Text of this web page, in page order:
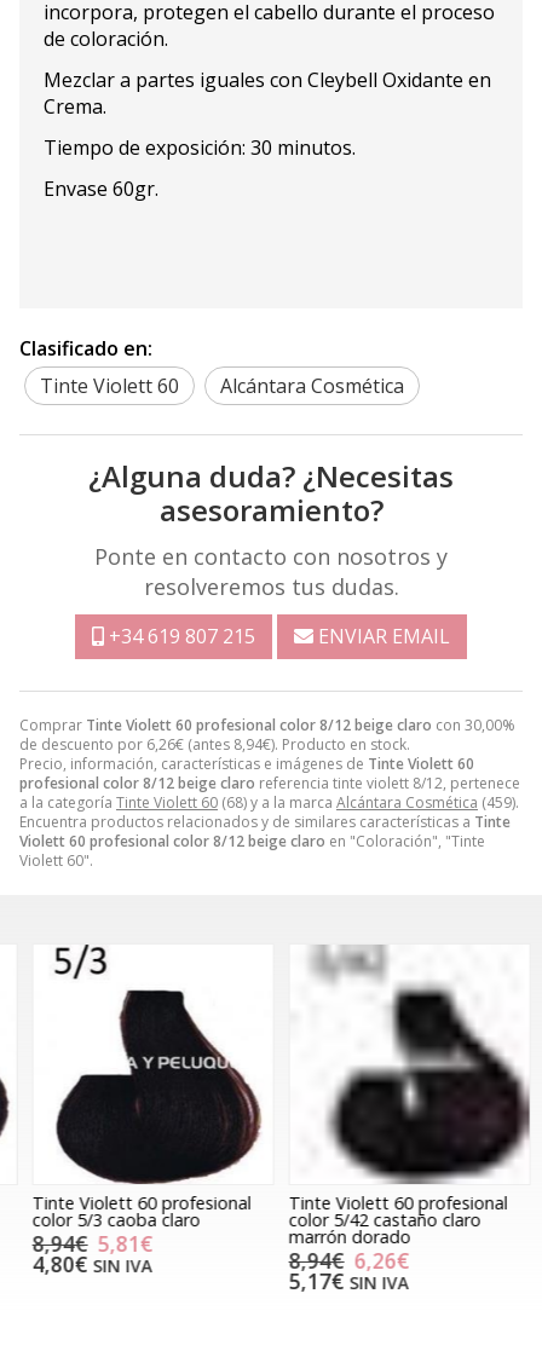
Comprar Tinte Violett 60 profesional color 8/12 beige claro con 30,00%
de descuento por 6,26€ (antes 8,94€). Producto en stock.
Precio, información, características e imágenes de Tinte Violett 60
profesional color 8/12 beige claro referencia tinte violett 8/12, pertenece
a la categoría Tinte Violett 60 (68) y a la marca Alcántara Cosmética (459).
Encuentra productos relacionados y de similares características a Tinte
Violett 60 profesional color 8/12 beige claro en "Coloración", "Tinte
Violett 60".
incorpora, protegen el cabello durante el proceso
de coloración.
Mezclar a partes iguales con Cleybell Oxidante en
Crema.
Tiempo de exposición: 30 minutos.
Envase 60gr.
Clasificado en:
Tinte Violett 60
Alcántara Cosmética
¿Alguna duda? ¿Necesitas
asesoramiento?
Ponte en contacto con nosotros y
resolveremos tus dudas.
+34 619 807 215 ENVIAR EMAIL
Tinte Violett 60 profesional
color 5/3 caoba claro
8,94€ 5,81€
4,80€SIN IVA
Tinte Violett 60 profesional
color 5/42 castaño claro
marrón dorado
8,94€ 6,26€
5,17€SIN IVA